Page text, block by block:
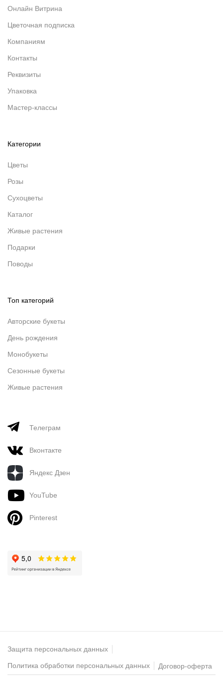
Онлайн Витрина
Цветочная подписка
Компаниям
Контакты
Реквизиты
Упаковка
Мастер-классы
Категории
Цветы
Розы
Сухоцветы
Каталог
Живые растения
Подарки
Поводы
Топ категорий
Авторские букеты
День рождения
Монобукеты
Сезонные букеты
Живые растения
Телеграм
Вконтакте
Яндекс Дзен
YouTube
Pinterest
Защита персональных данных
Политика обработки персональных данных Договор-оферта